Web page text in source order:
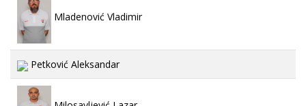
Mladenović Vladimir
Petković Aleksandar